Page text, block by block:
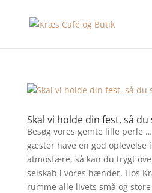
Skal vi holde din fest, så
Besøg vores gemte lille perle
gæster have en god oplevelse
atmosfære, så kan du trygt
selskab i vores hænder. Hos
rumme alle livets små og